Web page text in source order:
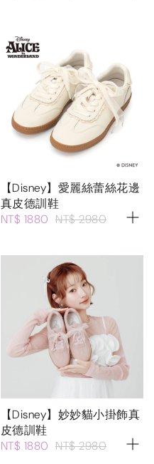
【Disney】愛麗絲蕾絲花邊
真皮德訓鞋
NT$ 1880 NT$ 2980
【Disney】妙妙貓小掛飾真
皮德訓鞋
NT$ 1880 NT$ 2980